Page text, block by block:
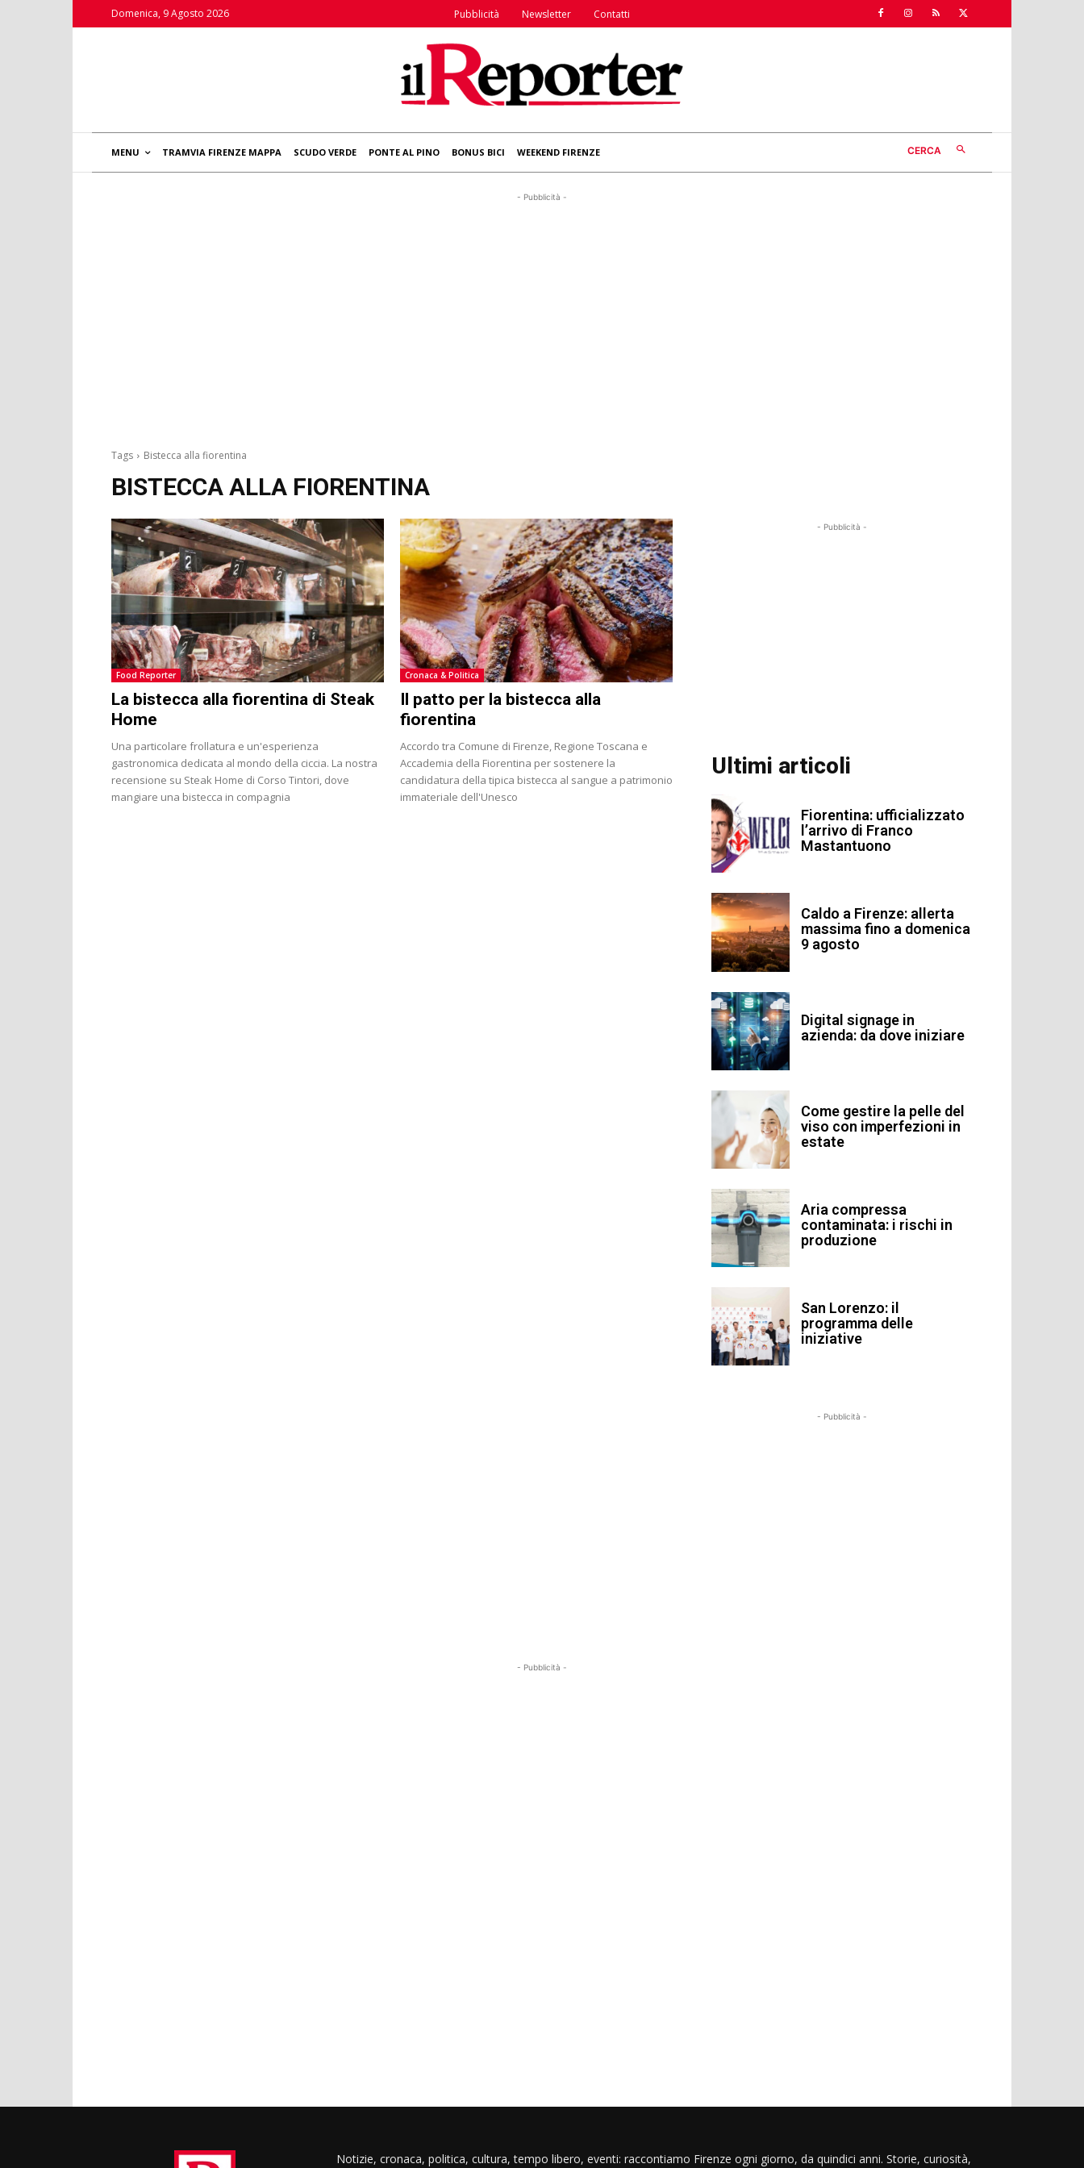
Domenica, 9 Agosto 2026 Pubblicità Newsletter Contatti
MENU TRAMVIA FIRENZE MAPPA SCUDO VERDE PONTE AL PINO BONUS BICI WEEKEND FIRENZE CERCA
- Pubblicità -
Tags Bistecca alla fiorentina
BISTECCA ALLA FIORENTINA
Food Reporter
La bistecca alla fiorentina di Steak
Home
Una particolare frollatura e un'esperienza
gastronomica dedicata al mondo della ciccia. La nostra
recensione su Steak Home di Corso Tintori, dove
mangiare una bistecca in compagnia
Cronaca & Politica
Il patto per la bistecca alla
fiorentina
Accordo tra Comune di Firenze, Regione Toscana e
Accademia della Fiorentina per sostenere la
candidatura della tipica bistecca al sangue a patrimonio
immateriale dell'Unesco
- Pubblicità -
Ultimi articoli
Fiorentina: ufficializzato
l’arrivo di Franco
Mastantuono
Caldo a Firenze: allerta
massima fino a domenica
9 agosto
Digital signage in
azienda: da dove iniziare
Come gestire la pelle del
viso con imperfezioni in
estate
Aria compressa
contaminata: i rischi in
produzione
San Lorenzo: il
programma delle
iniziative
- Pubblicità -
- Pubblicità -
Notizie, cronaca, politica, cultura, tempo libero, eventi: raccontiamo Firenze ogni giorno, da quindici anni. Storie, curiosità,